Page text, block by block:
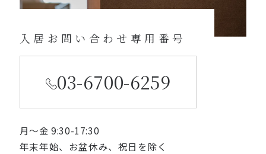
入居お問い合わせ専用番号
03-6700-6259
月〜金 9:30-17:30
年末年始、お盆休み、祝日を除く